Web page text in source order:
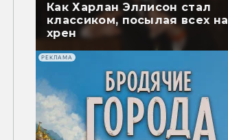
Как Харлан Эллисон стал
классиком, посылая всех на
хрен
РЕКЛАМА